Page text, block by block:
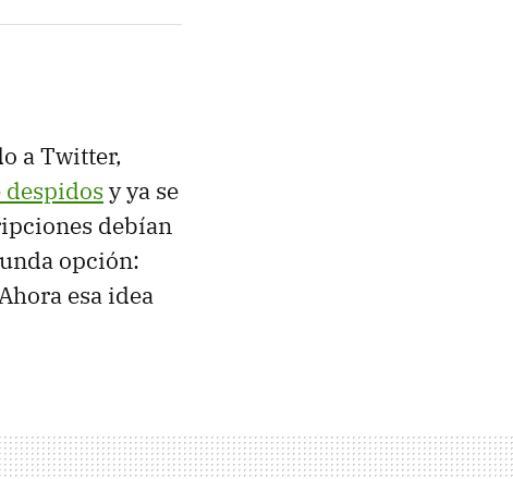
a Twitter,
despidos y ya se
debían
opción:
esa idea